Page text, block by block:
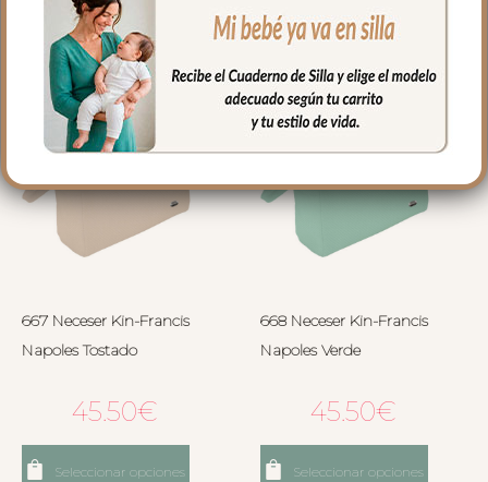
Seleccionar opciones Seleccionar opciones
667 Neceser Kin-Francis
Napoles Tostado
45.50€
Seleccionar opciones
668 Neceser Kin-Francis
Napoles Verde
45.50€
Seleccionar opciones